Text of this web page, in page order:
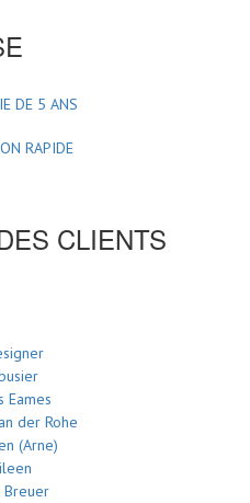
DE 5 ANS
RAPIDE
CLIENTS
Eames
der Rohe
(Arne)
Breuer